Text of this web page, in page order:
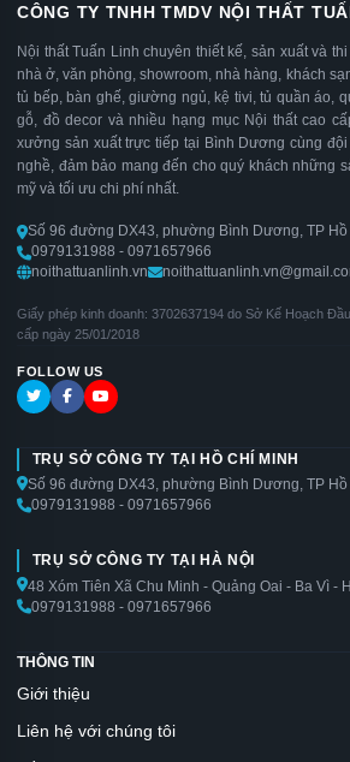
CÔNG TY TNHH TMDV NỘI THẤT
Nội thất Tuấn Linh chuyên thiết kế, sản xuất và
nhà ở, văn phòng, showroom, nhà hàng, khách
tủ bếp, bàn ghế, giường ngủ, kệ tivi, tủ quần áo,
gỗ, đồ decor và nhiều hạng mục Nội thất cao
xưởng sản xuất trực tiếp tại Bình Dương cùng
nghề, đảm bảo mang đến cho quý khách những
mỹ và tối ưu chi phí nhất.
Số 96 đường DX43, phường Bình Dương, TP Hồ
0979131988 - 0971657966
noithattuanlinh.vn
Giấy phép kinh doanh: 3702637194 do Sở Kế Hoạch
cấp ngày 25/01/2018
FOLLOW US
TRỤ SỞ CÔNG TY TẠI HỒ CHÍ MINH
Số 96 đường DX43, phường Bình Dương, TP Hồ
0979131988 - 0971657966
TRỤ SỞ CÔNG TY TẠI HÀ NỘI
48 Xóm Tiên Xã Chu Minh - Quảng Oai - Ba Vì -
0979131988 - 0971657966
THÔNG TIN
Giới thiệu
Liên hệ với chúng tôi